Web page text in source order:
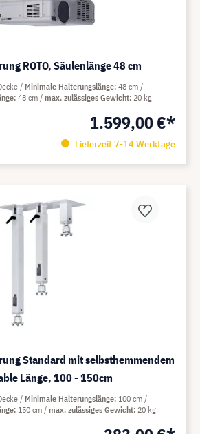
ROTO, Säulenlänge 48 cm
1.599,00 €*
Lieferzeit 7-14 Werktage
Minimale Halterungslänge 48 cm
48 cm max. zulässiges Gewicht 20 kg
Standard mit selbsthemmendem
Länge, 100 - 150cm
Minimale Halterungslänge 100 cm
150 cm max. zulässiges Gewicht 20 kg